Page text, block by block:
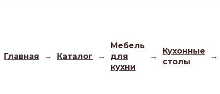
Главная → Каталог →
Мебель
для
кухни
→
Кухонные
столы
→